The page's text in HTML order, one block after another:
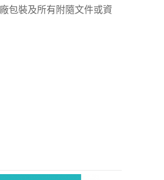
包裝及所有附隨文件或資